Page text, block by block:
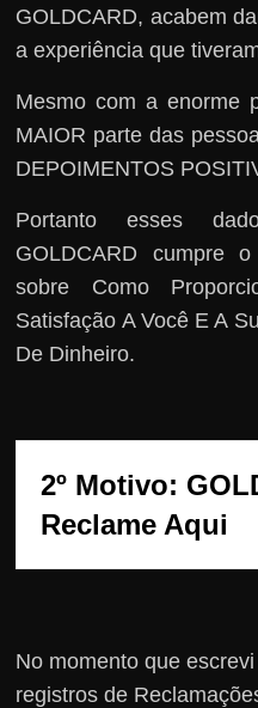
GOLDCARD, acabem
a experiência que
Mesmo com a enorme
MAIOR parte das
DEPOIMENTOS
Portanto esses
GOLDCARD cumpre
sobre Como
Satisfação A Você E A
De Dinheiro.
2º Motivo:
Reclame Aqui
No momento que
registros de